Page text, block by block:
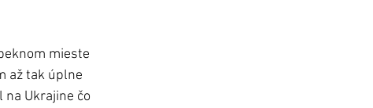
mieste
až tak úplne
na Ukrajine čo